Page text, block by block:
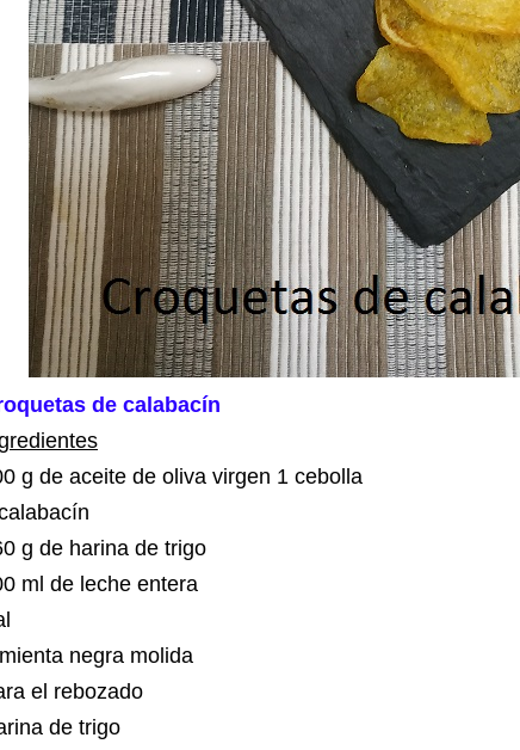
de calabacín
g de aceite de oliva virgen 1 cebolla
g de harina de trigo
ml de leche entera
negra molida
el rebozado
de trigo